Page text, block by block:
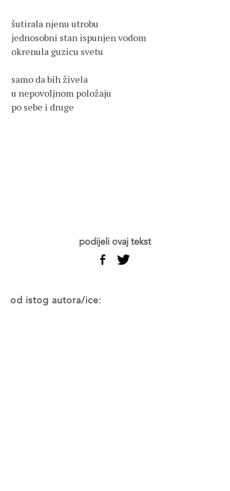
šutirala njenu utrobu
jednosobni stan ispunjen vodom
okrenula guzicu svetu
samo da bih živela
u nepovoljnom položaju
po sebe i druge
podijeli ovaj tekst
od istog autora/ice: